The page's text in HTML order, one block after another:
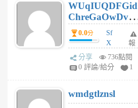
個
月
前
WUqIUQDFGid
ChreGaOwDv
dY0.0分
Sf
X
Pe
Jc
R
P
報
分享
736點閱
0 評論/給分
1
wmdgtlznsl